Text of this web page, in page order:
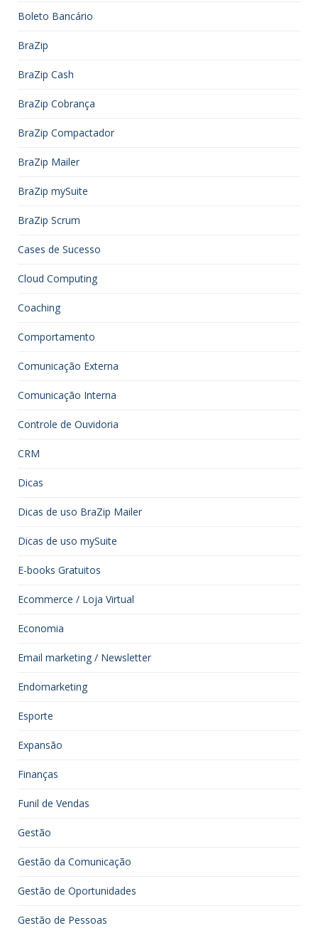
Boleto Bancário
BraZip
BraZip Cash
BraZip Cobrança
BraZip Compactador
BraZip Mailer
BraZip mySuite
BraZip Scrum
Cases de Sucesso
Cloud Computing
Coaching
Comportamento
Comunicação Externa
Comunicação Interna
Controle de Ouvidoria
CRM
Dicas
Dicas de uso BraZip Mailer
Dicas de uso mySuite
E-books Gratuitos
Ecommerce / Loja Virtual
Economia
Email marketing / Newsletter
Endomarketing
Esporte
Expansão
Finanças
Funil de Vendas
Gestão
Gestão da Comunicação
Gestão de Oportunidades
Gestão de Pessoas